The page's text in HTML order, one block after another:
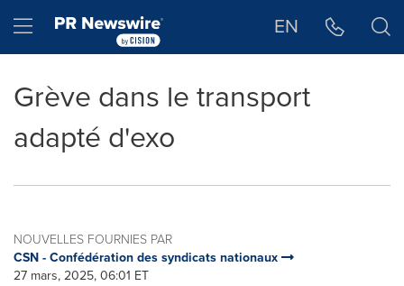
Hamburger menu EN
Grève dans le transport
adapté d'exo
NOUVELLES FOURNIES PAR
CSN - Confédération des syndicats nationaux
27 mars, 2025, 06:01 ET